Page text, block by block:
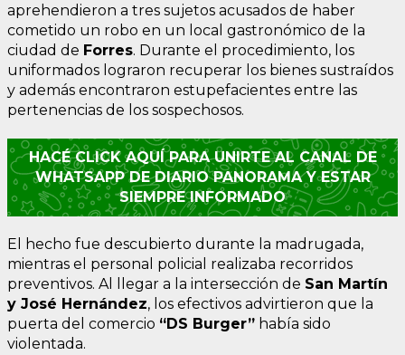
aprehendieron a tres sujetos acusados de haber
cometido un robo en un local gastronómico de la
ciudad de Forres. Durante el procedimiento, los
uniformados lograron recuperar los bienes sustraídos
y además encontraron estupefacientes entre las
pertenencias de los sospechosos.
HACÉ CLICK AQUÍ PARA UNIRTE AL CANAL DE
WHATSAPP DE DIARIO PANORAMA Y ESTAR
SIEMPRE INFORMADO
El hecho fue descubierto durante la madrugada,
mientras el personal policial realizaba recorridos
preventivos. Al llegar a la intersección de San Martín
y José Hernández, los efectivos advirtieron que la
puerta del comercio “DS Burger” había sido
violentada.